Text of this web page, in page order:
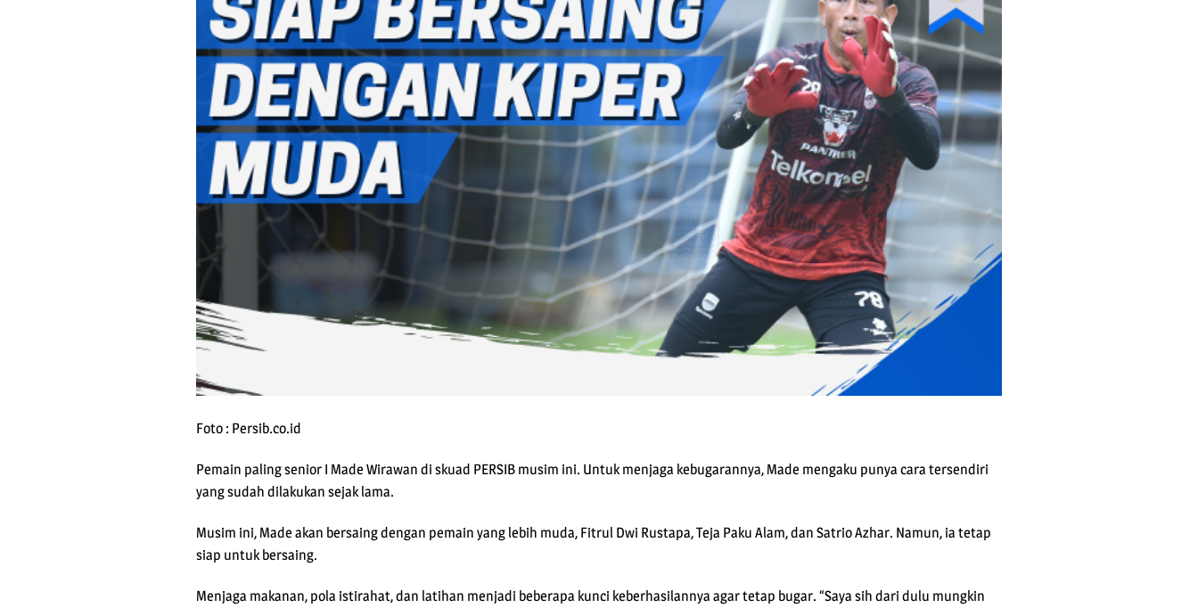
Foto : Persib.co.id
Pemain paling senior I Made Wirawan di skuad PERSIB musim ini. Untuk menjaga kebugarannya, Made mengaku punya cara tersendiri
yang sudah dilakukan sejak lama.
Musim ini, Made akan bersaing dengan pemain yang lebih muda, Fitrul Dwi Rustapa, Teja Paku Alam, dan Satrio Azhar. Namun, ia tetap
siap untuk bersaing.
Menjaga makanan, pola istirahat, dan latihan menjadi beberapa kunci keberhasilannya agar tetap bugar. “Saya sih dari dulu mungkin